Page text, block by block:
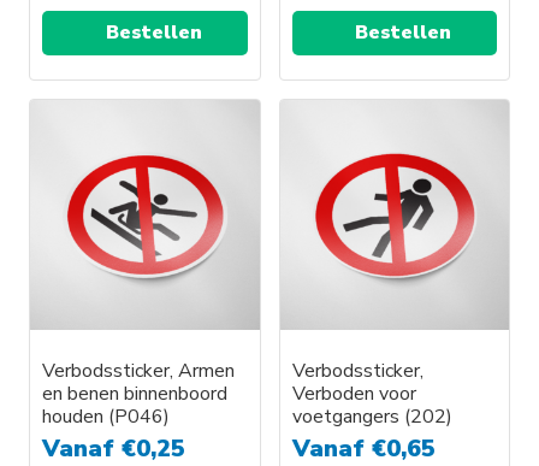
Bestellen Bestellen
Verbodssticker, Armen
en benen binnenboord
houden (P046)
Vanaf €0,25
Verbodssticker,
Verboden voor
voetgangers (202)
Vanaf €0,65